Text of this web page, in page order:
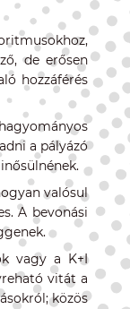
de erősen
hozzáférés
a pályázó
valósul
A bevonási
vagy a K+I
vitát a
közös